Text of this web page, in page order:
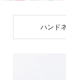
ハンド